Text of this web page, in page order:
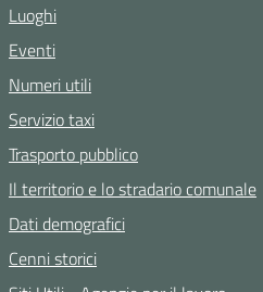
Luoghi
Eventi
Numeri utili
Servizio taxi
Trasporto pubblico
Il territorio e lo stradario comunale
Dati demografici
Cenni storici